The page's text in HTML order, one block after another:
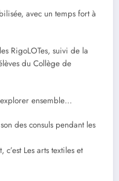
avec un temps fort à
RigoLOTes, suivi de la
du Collège de
ensemble…
des consuls pendant les
Les arts textiles et